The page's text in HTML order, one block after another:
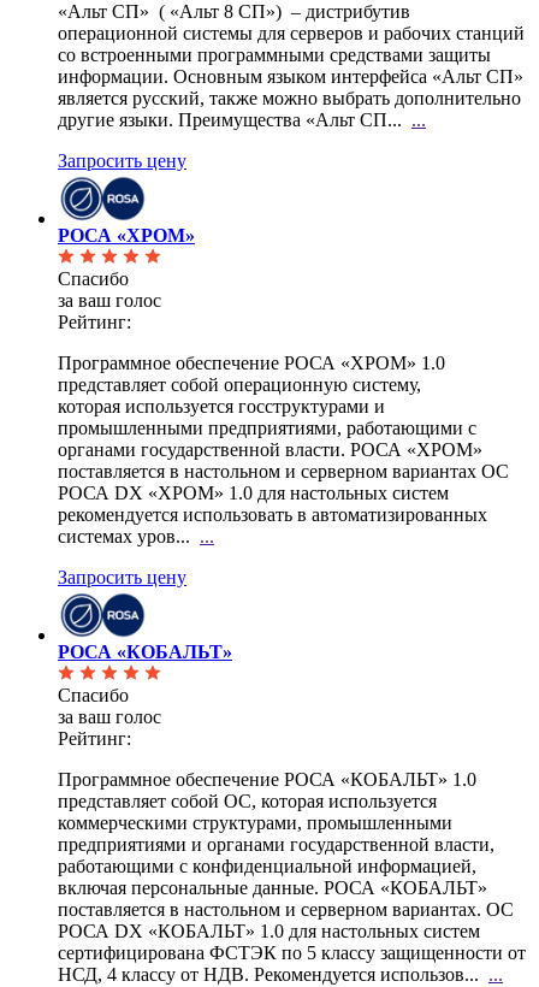
«Альт СП» ( «Альт 8 СП») – дистрибутив
операционной системы для серверов и рабочих станций
со встроенными программными средствами защиты
информации. Основным языком интерфейса «Альт СП»
является русский, также можно выбрать дополнительно
другие языки. Преимущества «Альт СП... ...
Запросить цену
РОСА «ХРОМ»
Спасибо
за ваш голос
Рейтинг:
Программное обеспечение РОСА «ХРОМ» 1.0
представляет собой операционную систему,
которая используется госструктурами и
промышленными предприятиями, работающими с
органами государственной власти. РОСА «ХРОМ»
поставляется в настольном и серверном вариантах ОС
РОСА DX «ХРОМ» 1.0 для настольных систем
рекомендуется использовать в автоматизированных
системах уров... ...
Запросить цену
РОСА «КОБАЛЬТ»
Спасибо
за ваш голос
Рейтинг:
Программное обеспечение РОСА «КОБАЛЬТ» 1.0
представляет собой ОС, которая используется
коммерческими структурами, промышленными
предприятиями и органами государственной власти,
работающими с конфиденциальной информацией,
включая персональные данные. РОСА «КОБАЛЬТ»
поставляется в настольном и серверном вариантах. ОС
РОСА DX «КОБАЛЬТ» 1.0 для настольных систем
сертифицирована ФСТЭК по 5 классу защищенности от
НСД, 4 классу от НДВ. Рекомендуется использов... ...